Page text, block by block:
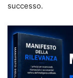
successo.